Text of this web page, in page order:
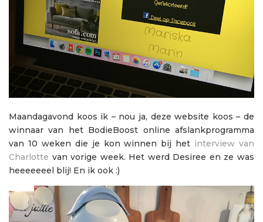
Maandagavond koos ik – nou ja, deze website koos – de
winnaar van het BodieBoost online afslankprogramma
van 10 weken die je kon winnen bij het interview van
Charlotte van vorige week. Het werd Desiree en ze was
heeeeeeel blij! En ik ook :)